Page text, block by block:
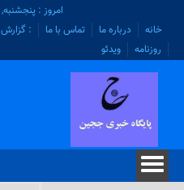
امروز : پنجشنبه, ۱۵ مرداد , ۱۴۰۵
خانه
درباره ما تماس با ما : گزارش
روزنامه
ویدئو